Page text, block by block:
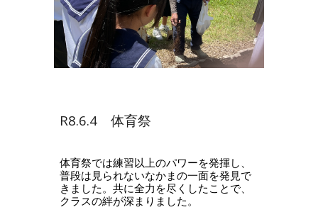
R8.6.4 体育祭
体育祭では練習以上のパワーを発揮し、
普段は見られないなかまの一面を発見で
きました。共に全力を尽くしたことで、
クラスの絆が深まりました。